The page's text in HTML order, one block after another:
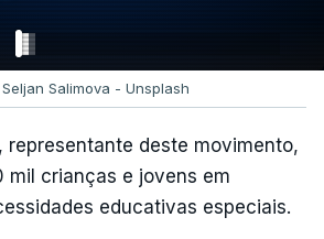
Seljan Salimova - Unsplash
representante deste movimento,
mil crianças e jovens em
educativas especiais.